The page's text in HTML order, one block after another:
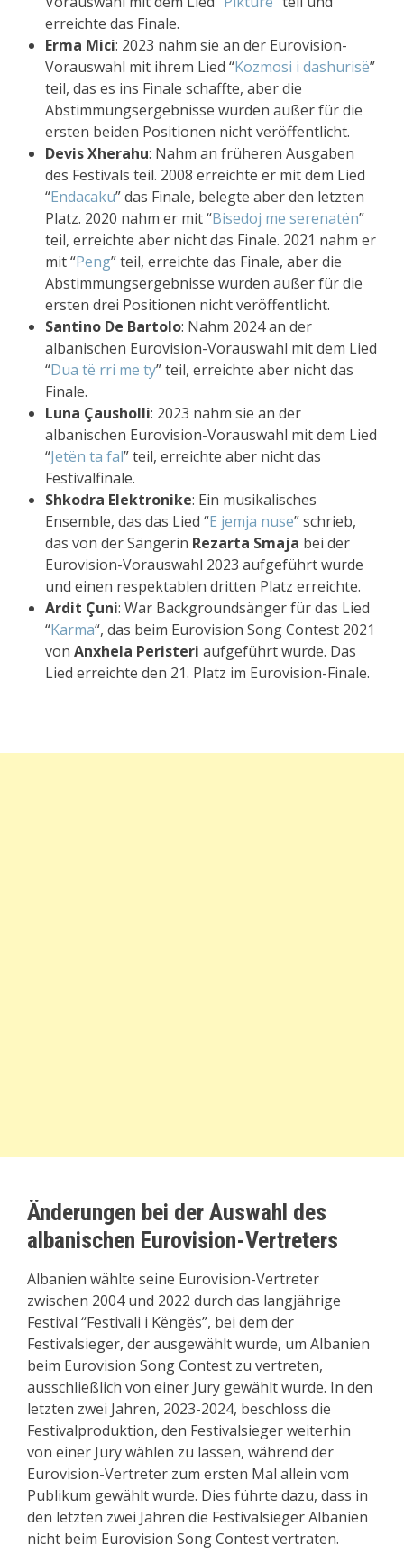
erreichte das Finale.
Erma Mici: 2023 nahm sie an der Eurovision-
Vorauswahl mit ihrem Lied “Kozmosi i dashurisë”
teil, das es ins Finale schaffte, aber die
Abstimmungsergebnisse wurden außer für die
ersten beiden Positionen nicht veröffentlicht.
Devis Xherahu: Nahm an früheren Ausgaben
des Festivals teil. 2008 erreichte er mit dem Lied
“Endacaku” das Finale, belegte aber den letzten
Platz. 2020 nahm er mit “Bisedoj me serenatën”
teil, erreichte aber nicht das Finale. 2021 nahm er
mit “Peng” teil, erreichte das Finale, aber die
Abstimmungsergebnisse wurden außer für die
ersten drei Positionen nicht veröffentlicht.
Santino De Bartolo: Nahm 2024 an der
albanischen Eurovision-Vorauswahl mit dem Lied
“Dua të rri me ty” teil, erreichte aber nicht das
Finale.
Luna Çausholli: 2023 nahm sie an der
albanischen Eurovision-Vorauswahl mit dem Lied
“Jetën ta fal” teil, erreichte aber nicht das
Festivalfinale.
Shkodra Elektronike: Ein musikalisches
Ensemble, das das Lied “E jemja nuse” schrieb,
das von der Sängerin Rezarta Smaja bei der
Eurovision-Vorauswahl 2023 aufgeführt wurde
und einen respektablen dritten Platz erreichte.
Ardit Çuni: War Backgroundsänger für das Lied
“Karma“, das beim Eurovision Song Contest 2021
von Anxhela Peristeri aufgeführt wurde. Das
Lied erreichte den 21. Platz im Eurovision-Finale.
Änderungen bei der Auswahl des
albanischen Eurovision-Vertreters
Albanien wählte seine Eurovision-Vertreter
zwischen 2004 und 2022 durch das langjährige
Festival “Festivali i Këngës”, bei dem der
Festivalsieger, der ausgewählt wurde, um Albanien
beim Eurovision Song Contest zu vertreten,
ausschließlich von einer Jury gewählt wurde. In den
letzten zwei Jahren, 2023-2024, beschloss die
Festivalproduktion, den Festivalsieger weiterhin
von einer Jury wählen zu lassen, während der
Eurovision-Vertreter zum ersten Mal allein vom
Publikum gewählt wurde. Dies führte dazu, dass in
den letzten zwei Jahren die Festivalsieger Albanien
nicht beim Eurovision Song Contest vertraten.